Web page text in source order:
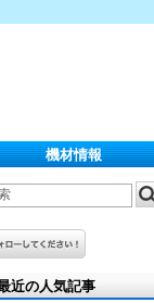
機材情報
近の人気記事